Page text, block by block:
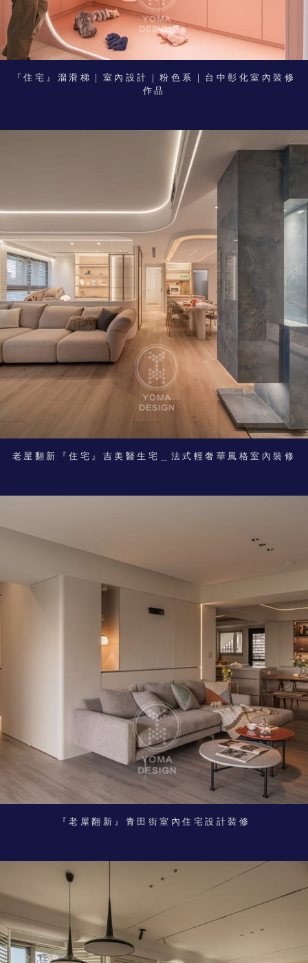
『住宅』溜滑梯｜室內設計｜粉色系｜台中彰化室內裝修
作品
老屋翻新『住宅』吉美醫生宅＿法式輕奢華風格室內裝修
『老屋翻新』青田街室內住宅設計裝修